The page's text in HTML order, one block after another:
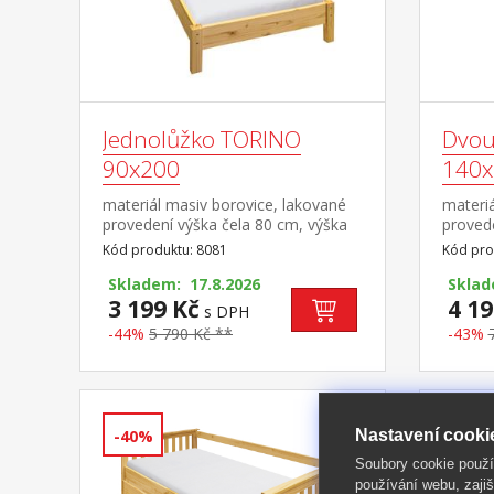
Jednolůžko TORINO
90x200
materiál masiv borovice, lakované
provedení výška čela 80 cm, výška
sedu 38 cm, cena bez roštu a
matrace minimální doporučená
výška matrace 15 cm doporučený
rozměr matrace 90 × 200 cm a rošt
R1 doporučená nosnost do 120 kg
Kód produktu: 8081
Skladem: 17.8.2026
3 199 Kč s DPH
-44% 5 790 Kč **
sedu
výška
rošt
kg na
Kód
4
-43%
-40% -43%
Nastavení
Soubory cookie
používání webu,